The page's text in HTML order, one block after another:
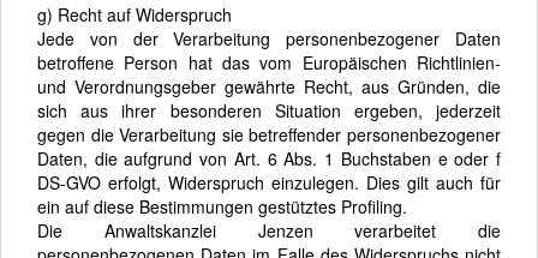
g) Recht auf Widerspruch
Jede von der Verarbeitung personenbezogener Daten
betroffene Person hat das vom Europäischen Richtlinien-
und Verordnungsgeber gewährte Recht, aus Gründen, die
sich aus ihrer besonderen Situation ergeben, jederzeit
gegen die Verarbeitung sie betreffender personenbezogener
Daten, die aufgrund von Art. 6 Abs. 1 Buchstaben e oder f
DS-GVO erfolgt, Widerspruch einzulegen. Dies gilt auch für
ein auf diese Bestimmungen gestütztes Profiling.
Die Anwaltskanzlei Jenzen verarbeitet die